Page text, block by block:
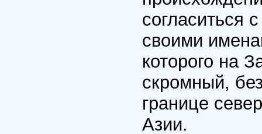
согласиться
своими
которого на
скромный,
границе
Азии.